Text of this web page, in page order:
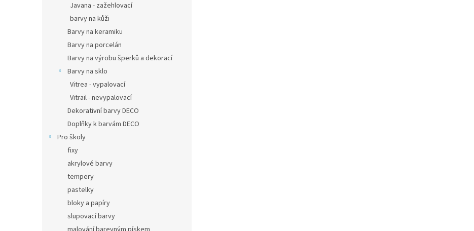
Javana - zažehlovací
barvy na kůži
Barvy na keramiku
Barvy na porcelán
Barvy na výrobu šperků a dekorací
Barvy na sklo
Vitrea - vypalovací
Vitrail - nevypalovací
Dekorativní barvy DECO
Doplňky k barvám DECO
Pro školy
fixy
akrylové barvy
tempery
pastelky
bloky a papíry
slupovací barvy